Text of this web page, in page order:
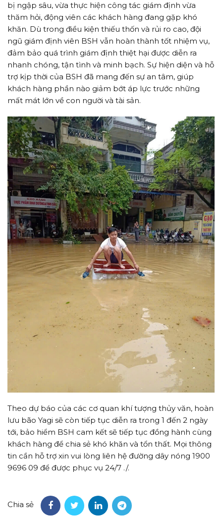
bị ngập sâu, vừa thực hiện công tác giám định vừa
thăm hỏi, động viên các khách hàng đang gặp khó
khăn. Dù trong điều kiện thiếu thốn và rủi ro cao, đội
ngũ giám định viên BSH vẫn hoàn thành tốt nhiệm vụ,
đảm bảo quá trình giám định thiệt hại được diễn ra
nhanh chóng, tận tình và minh bạch. Sự hiện diện và hỗ
trợ kịp thời của BSH đã mang đến sự an tâm, giúp
khách hàng phần nào giảm bớt áp lực trước những
mất mát lớn về con người và tài sản.
Theo dự báo của các cơ quan khí tượng thủy văn, hoàn
lưu bão Yagi sẽ còn tiếp tục diễn ra trong 1 đến 2 ngày
tới, bảo hiểm BSH cam kết sẽ tiếp tục đồng hành cùng
khách hàng để chia sẻ khó khăn và tổn thất. Mọi thông
tin cần hỗ trợ xin vui lòng liên hệ đường dây nóng 1900
9696 09 để được phục vụ 24/7 ./.
Chia sẻ